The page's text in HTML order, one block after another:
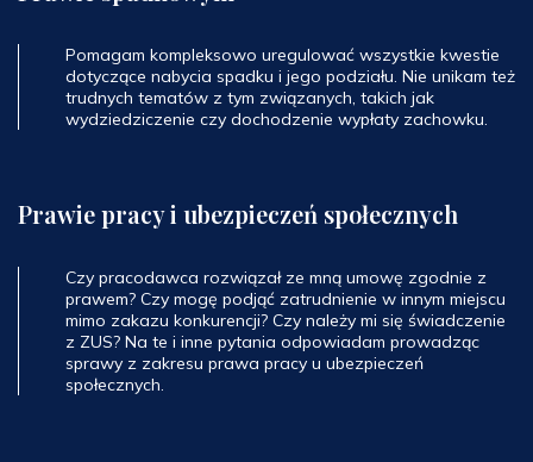
Pomagam kompleksowo uregulować wszystkie kwestie
dotyczące nabycia spadku i jego podziału. Nie unikam też
trudnych tematów z tym związanych, takich jak
wydziedziczenie czy dochodzenie wypłaty zachowku.
Prawie pracy i ubezpieczeń społecznych
Czy pracodawca rozwiązał ze mną umowę zgodnie z
prawem? Czy mogę podjąć zatrudnienie w innym miejscu
mimo zakazu konkurencji? Czy należy mi się świadczenie
z ZUS? Na te i inne pytania odpowiadam prowadząc
sprawy z zakresu prawa pracy u ubezpieczeń
społecznych.